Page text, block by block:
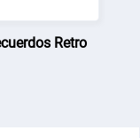
Retro